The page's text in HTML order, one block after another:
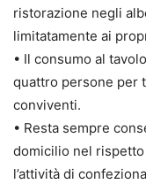
ristorazione negli
limitatamente ai
• Il consumo al
quattro persone per
conviventi.
• Resta sempre
domicilio nel
l’attività di